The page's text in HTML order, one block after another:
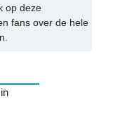
op deze
fans over de hele